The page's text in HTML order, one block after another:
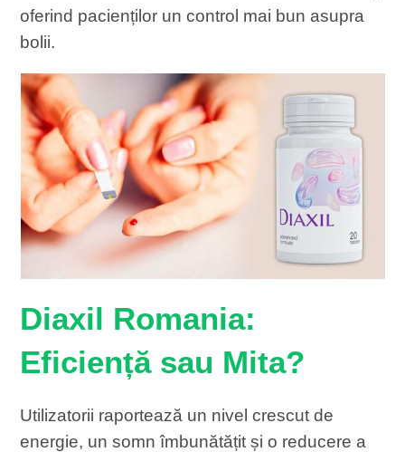
oferind pacienților un control mai bun asupra
bolii.
Diaxil Romania:
Eficiență sau Mita?
Utilizatorii raportează un nivel crescut de
energie, un somn îmbunătățit și o reducere a